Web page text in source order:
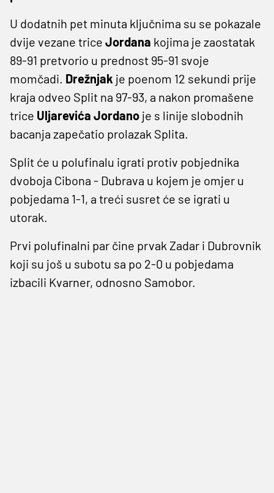
U dodatnih pet minuta ključnima su se pokazale
dvije vezane trice Jordana kojima je zaostatak
89-91 pretvorio u prednost 95-91 svoje
momčadi. Drežnjak je poenom 12 sekundi prije
kraja odveo Split na 97-93, a nakon promašene
trice Uljarevića Jordano je s linije slobodnih
bacanja zapečatio prolazak Splita.
Split će u polufinalu igrati protiv pobjednika
dvoboja Cibona - Dubrava u kojem je omjer u
pobjedama 1-1, a treći susret će se igrati u
utorak.
Prvi polufinalni par čine prvak Zadar i Dubrovnik
koji su još u subotu sa po 2-0 u pobjedama
izbacili Kvarner, odnosno Samobor.